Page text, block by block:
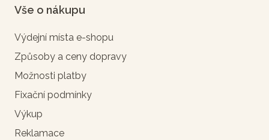
Vše o nákupu
Výdejní místa e-shopu
Způsoby a ceny dopravy
Možnosti platby
Fixační podmínky
Výkup
Reklamace